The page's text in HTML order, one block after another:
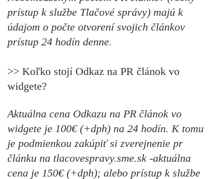
prístup k službe Tlačové správy) majú k
údajom o počte otvorení svojich článkov
prístup 24 hodín denne.
>> Koľko stojí Odkaz na PR článok vo
widgete?
Aktuálna cena Odkazu na PR článok vo
widgete je 100€ (+dph) na 24 hodín. K tomu
je podmienkou zakúpiť sizverejnenie pr
článku na tlacovespravy.sme.sk -aktuálna
cena je 150€ (+dph); alebo prístup k službe